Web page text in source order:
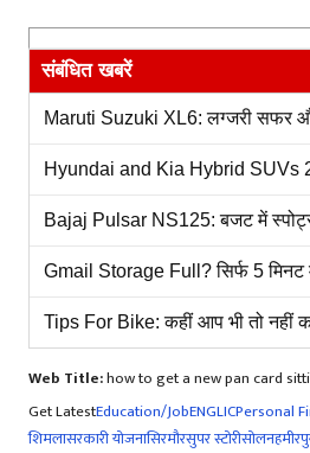
संबंधित खबरें
Maruti Suzuki XL6: लग्जरी सफर और
Hyundai and Kia Hybrid SUVs
Bajaj Pulsar NS125: बजट में
Gmail Storage Full? सिर्फ 5
Tips For Bike: कहीं आप भी तो नहीं
Web Title:how to get a new pan card
Get LatestEducation/JobENGLICPersonal
शिमलासरकारी योजनासिरमौरसुपर स्टोरीसोलन